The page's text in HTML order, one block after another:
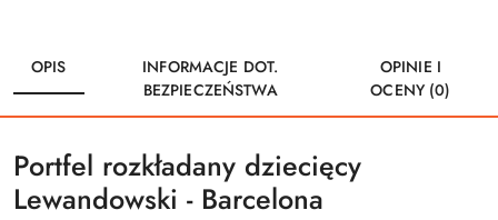
OPIS
INFORMACJE DOT.
BEZPIECZEŃSTWA
OPINIE I
OCENY (0)
Portfel rozkładany dziecięcy
Lewandowski - Barcelona